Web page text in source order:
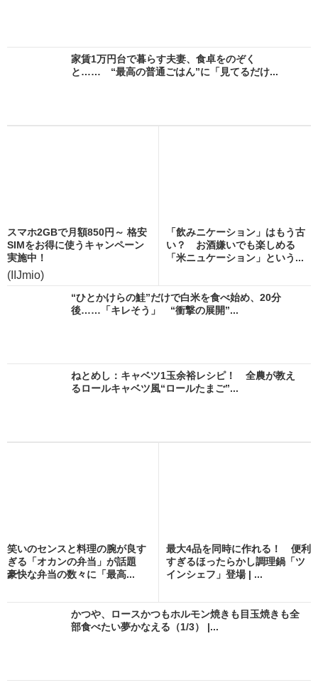
家賃1万円台で暮らす夫妻、食卓をのぞく
と…… “最高の普通ごはん”に「見てるだけ...
スマホ2GBで月額850円～ 格安
SIMをお得に使うキャンペーン
実施中！
(IIJmio)
「飲みニケーション」はもう古
い？ お酒嫌いでも楽しめる
「米ニュケーション」という...
“ひとかけらの鮭”だけで白米を食べ始め、20分
後……「キレそう」 “衝撃の展開”...
ねとめし：キャベツ1玉余裕レシピ！ 全農が教え
るロールキャベツ風“ロールたまご”...
笑いのセンスと料理の腕が良す
ぎる「オカンの弁当」が話題
豪快な弁当の数々に「最高...
最大4品を同時に作れる！ 便利
すぎるほったらかし調理鍋「ツ
インシェフ」登場 | ...
かつや、ロースかつもホルモン焼きも目玉焼きも全
部食べたい夢かなえる（1/3） |...